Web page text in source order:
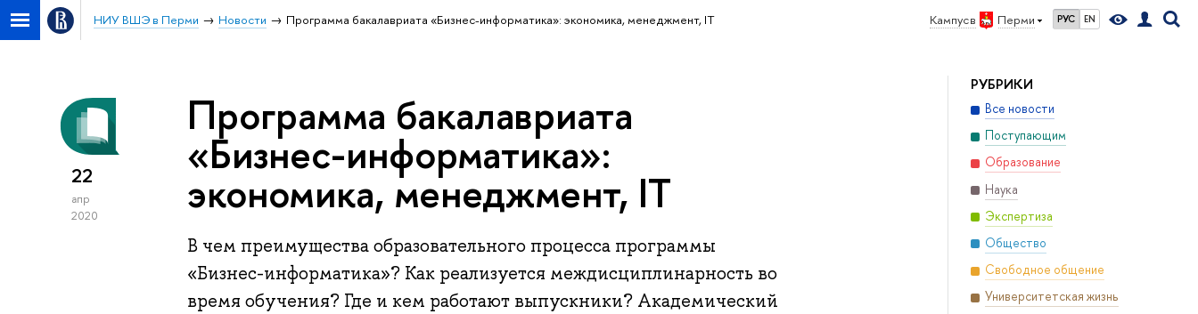
Кампус в Перми РУС EN
НИУ ВШЭ в Перми Новости Программа бакалавриата «Бизнес-информатика»: экономика, менеджмент, IT
РУБРИКИ
Все новости
Поступающим
Образование
Наука
Экспертиза
Общество
Свободное общение
Университетская жизнь
22
апр
2020
Программа бакалавриата
«Бизнес-информатика»:
экономика, менеджмент, IT
В чем преимущества образовательного процесса программы
«Бизнес-информатика»? Как реализуется междисциплинарность во
время обучения? Где и кем работают выпускники? Академический